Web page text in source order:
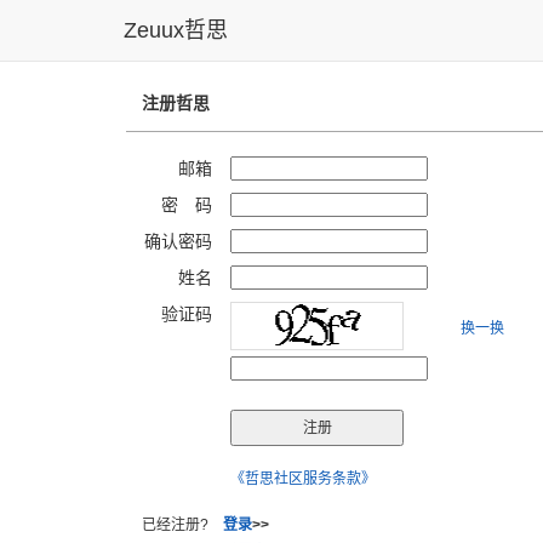
Zeuux哲思
注册哲思
邮箱
密 码
确认密码
姓名
验证码
换一换
《哲思社区服务条款》
已经注册? 登录>>